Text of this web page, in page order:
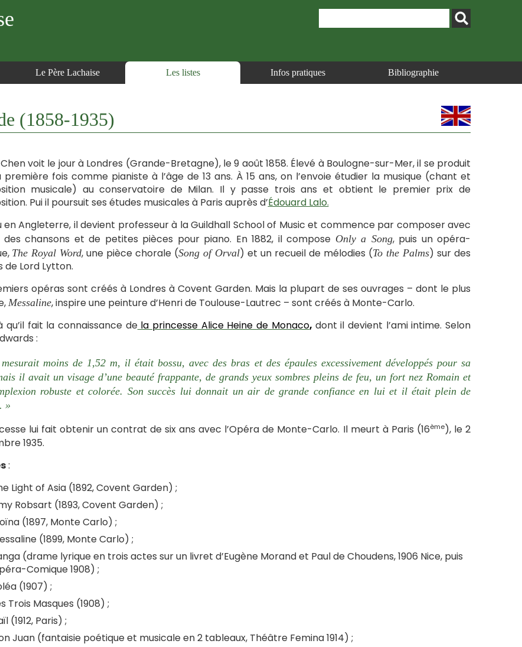
Le Père Lachaise Les listes Infos pratiques Bibliographie
(1858-1935)
voit le jour à Londres (Grande-Bretagne), le 9 août 1858. Élevé à Boulogne-sur-Mer, il se produit
première fois comme pianiste à l’âge de 13 ans. À 15 ans, on l’envoie étudier la musique (chant et
musicale) au conservatoire de Milan. Il y passe trois ans et obtient le premier prix de
Pui il poursuit ses études musicales à Paris auprès d’Édouard Lalo.
en Angleterre, il devient professeur à la Guildhall School of Music et commence par composer avec
des chansons et de petites pièces pour piano. En 1882, il compose Only a Song, puis un opéra-
The Royal Word, une pièce chorale (Song of Orval) et un recueil de mélodies (To the Palms) sur des
de Lord Lytton.
opéras sont créés à Londres à Covent Garden. Mais la plupart de ses ouvrages – dont le plus
Messaline, inspire une peinture d’Henri de Toulouse-Lautrec – sont créés à Monte-Carlo.
qu’il fait la connaissance dela princesse Alice Heine de Monaco, dont il devient l’ami intime. Selon
:
moins de 1,52 m, il était bossu, avec des bras et des épaules excessivement développés pour sa
il avait un visage d’une beauté frappante, de grands yeux sombres pleins de feu, un fort nez Romain et
robuste et colorée. Son succès lui donnait un air de grande confiance en lui et il était plein de
»
lui fait obtenir un contrat de six ans avec l’Opéra de Monte-Carlo. Il meurt à Paris (16ème), le 2
1935.
:
Light of Asia (1892, Covent Garden) ;
Robsart (1893, Covent Garden) ;
(1897, Monte Carlo) ;
(1899, Monte Carlo) ;
(drame lyrique en trois actes sur un livret d’Eugène Morand et Paul de Choudens, 1906 Nice, puis
Comique 1908) ;
(1907) ;
Trois Masques (1908) ;
(1912, Paris) ;
Juan (fantaisie poétique et musicale en 2 tableaux, Théâtre Femina 1914) ;